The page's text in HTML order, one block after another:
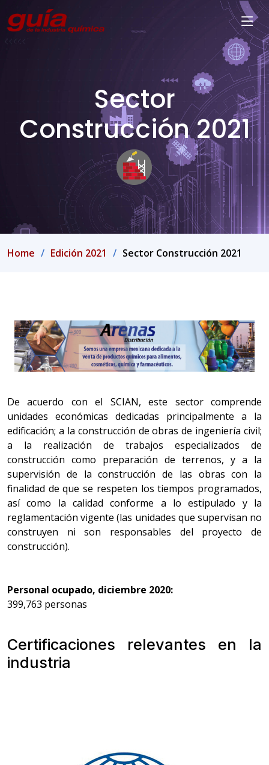
Sector
Construcción 2021
Home Edición 2021 Sector Construcción 2021
De acuerdo con el SCIAN, este sector comprende
unidades económicas dedicadas principalmente a la
edificación; a la construcción de obras de ingeniería civil;
a la realización de trabajos especializados de
construcción como preparación de terrenos, y a la
supervisión de la construcción de las obras con la
finalidad de que se respeten los tiempos programados,
así como la calidad conforme a lo estipulado y la
reglamentación vigente (las unidades que supervisan no
construyen ni son responsables del proyecto de
construcción).
Personal ocupado, diciembre 2020:
399,763 personas
Certificaciones relevantes en la
industria